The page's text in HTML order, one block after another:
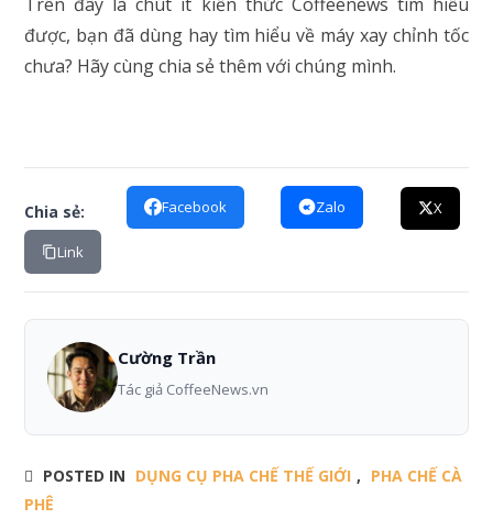
được, bạn đã dùng hay tìm hiểu về máy xay chỉnh tốc
chưa? Hãy cùng chia sẻ thêm với chúng mình.
Chia sẻ: Facebook Zalo X
Link
Cường Trần
Tác giả CoffeeNews.vn
POSTED IN DỤNG CỤ PHA CHẾ THẾ GIỚI , PHA CHẾ CÀ
PHÊ